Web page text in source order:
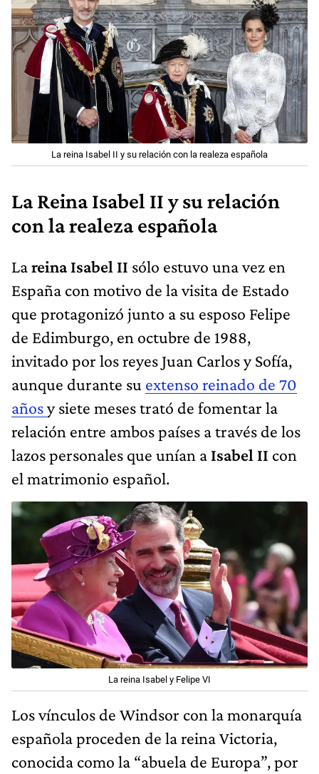
La reina Isabel II y su relación con la realeza española
La Reina Isabel II y su relación
con la realeza española
Lareina Isabel II sólo estuvo una vez en
España con motivo de la visita de Estado
que protagonizó junto a su esposo Felipe
de Edimburgo, en octubre de 1988,
invitado por los reyes Juan Carlos y Sofía,
aunque durante su extenso reinado de 70
añosy siete meses trató de fomentar la
relación entre ambos países a través de los
lazos personales que unían a Isabel II con
el matrimonio español.
La reina Isabel y Felipe VI
Los vínculos de Windsor con la monarquía
española proceden de la reina Victoria,
conocida como la “abuela de Europa”, por